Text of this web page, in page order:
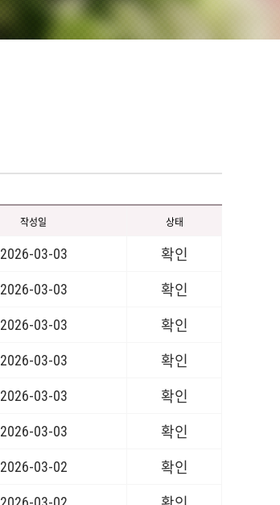
작성일 상태
2026-03-03 확인
2026-03-03 확인
2026-03-03 확인
2026-03-03 확인
2026-03-03 확인
2026-03-03 확인
2026-03-02 확인